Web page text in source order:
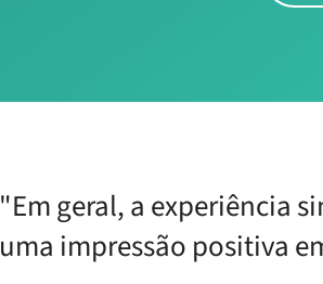
"Em geral, a experiência
uma impressão positiva